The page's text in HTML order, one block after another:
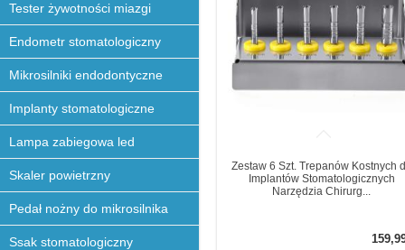
Tester żywotności miazgi
Endometr stomatologiczny
Mikrosilniki endodontyczne
Implanty stomatologiczne
Lampa zabiegowa led
Skaler powietrzny
Pedał nożny do mikrosilnika
Ssak stomatologiczny
Zestaw 6 Szt. Trepanów Kostnych
Implantów Stomatologicznych
Narzędzia Chirurg...